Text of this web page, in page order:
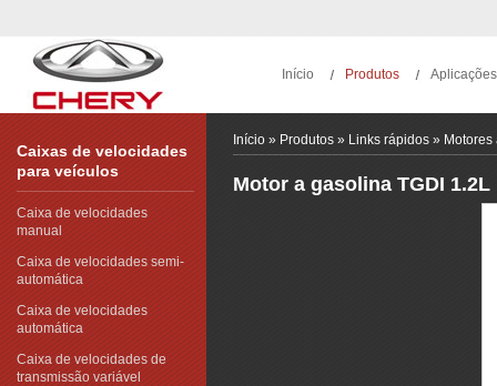
Início Produtos
Caixas de velocidades
para veículos
Caixa de velocidades
manual
Caixa de velocidades semi-
automática
Caixa de velocidades
automática
Caixa de velocidades de
transmissão variável
Início » Produtos » Links rápidos »
Motor a gasolina TGDI 1.2L